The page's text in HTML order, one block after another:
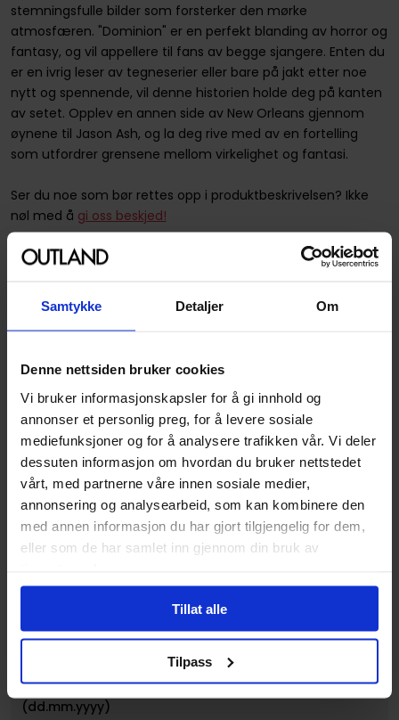
Samtykke Detaljer Om
Denne nettsiden bruker cookies
Vi bruker informasjonskapsler for å gi innhold og
annonser et personlig preg, for å levere sosiale
mediefunksjoner og for å analysere trafikken vår. Vi deler
dessuten informasjon om hvordan du bruker nettstedet
vårt, med partnerne våre innen sosiale medier,
annonsering og analysearbeid, som kan kombinere den
med annen informasjon du har gjort tilgjengelig for dem,
eller som de har samlet inn gjennom din bruk av
Tillat alle
Tilpass
stemningsfulle bilder som forsterker den mørke
atmosfæren. "Dominion" er en perfekt blanding av horror og
fantasy, og vil appellere til fans av begge sjangere. Enten du
er en ivrig leser av tegneserier eller bare på jakt etter noe
nytt og spennende, vil denne historien holde deg på kanten
av setet. Opplev en annen side av New Orleans gjennom
øynene til Jason Ash, og la deg rive med av en fortelling
som utfordrer grensene mellom virkelighet og fantasi.
Ser du noe som bør rettes opp i produktbeskrivelsen? Ikke
nøl med å gi oss beskjed!
Spesifikasjoner
Varenummer
9781594650413
Opprinnelsesland :
USA
Format
Paperback
Serie
Dominion
Forfattere
Jamal Ingle,Steven
CummingsogThomas
Fenton
Sjanger
Horror og Grøss og
Antall Sider
Humanoids
Lanseringsdato
(dd.mm.yyyy)
08.11.2011